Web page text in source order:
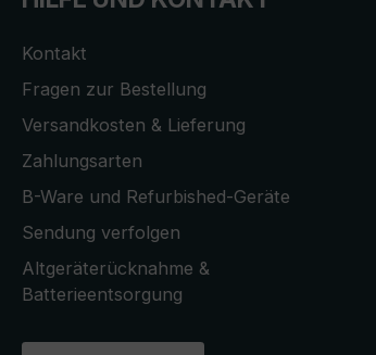
Kontakt
Fragen zur Bestellung
Versandkosten & Lieferung
Zahlungsarten
B-Ware und Refurbished-Geräte
Sendung verfolgen
Altgeräterücknahme &
Batterieentsorgung